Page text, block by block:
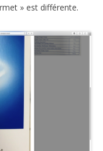
» est différente.